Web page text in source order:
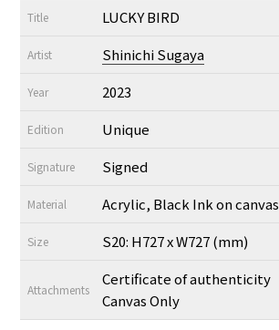
Title LUCKY BIRD
Artist Shinichi Sugaya
Year 2023
Edition Unique
Signature Signed
Material Acrylic, Black Ink on canvas
Size S20: H727 x W727 (mm)
Attachments
Certificate of authenticity
Canvas Only